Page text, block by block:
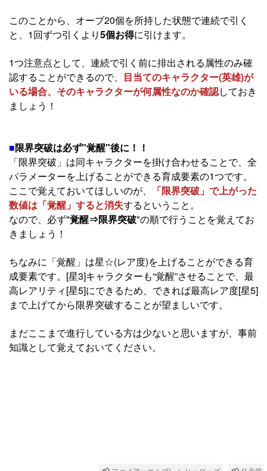
このことから、オーブ20個を所持した状態で連続で引く
と、1回ずつ引くより5個お得に引けます。
1つ注意点として、連続で引く前に排出される属性のみ確
認することができるので、 目当てのキャラクター(英雄)が
いる場合、そのキャラクターが何属性なのか確認しておき
ましょう！
■限界突破は必ず"覚醒"後に！！
「限界突破」は同キャラクターを掛け合わせることで、全
パラメーターを上げることができる育成要素の1つです。
ここで覚えておいてほしいのが、
「限界突破」で上がった
数値は「覚醒」すると消失するということ。
なので、必ず"覚醒⇒限界突破"の順で行うことを覚えてお
きましょう！
ちなみに「覚醒」は星☆(レア度)を上げることができる育
成要素です。[星3]キャラクターも“覚醒”させることで、最
高レアリティ[星5]にできるため、できれば最高レア度[星5]
まで上げてから限界突破することが望ましいです。
まだここまで進行している方は少ないと思いますが、事前
知識として覚えておいてください。